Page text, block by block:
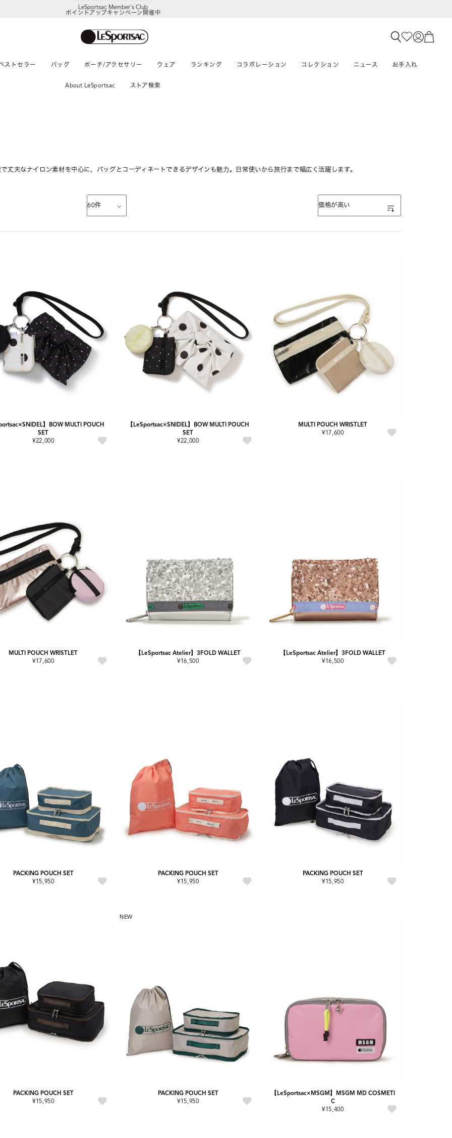
LeSportsac Member's Club
ポイントアップキャンペーン開催中
ストセラー バッグ ポーチ/アクセサリー ウェア ランキング コラボレーション コレクション ニュース お手入れ
About LeSportsac ストア検索
丈夫なナイロン素材を中心に、バッグとコーディネートできるデザインも魅力。日常使いから旅行まで幅広く活躍します。
60件 表示順
価格が高い
】BOW MULTI POUCH
SET
¥22,000
【LeSportsac×SNIDEL】BOW MULTI POUCH
SET
¥22,000
MULTI POUCH WRISTLET
¥17,600
MULTI POUCH WRISTLET
¥17,600
【LeSportsac Atelier】3FOLD WALLET
¥16,500
【LeSportsac Atelier】3FOLD WALLET
¥16,500
PACKING POUCH SET
¥15,950
PACKING POUCH SET
¥15,950
PACKING POUCH SET
¥15,950
PACKING POUCH SET
¥15,950
NEW
PACKING POUCH SET
¥15,950
【LeSportsac×MSGM】MSGM MD COSMETI
C
¥15,400